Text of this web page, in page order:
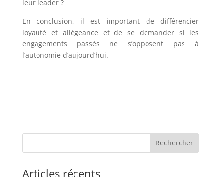
leur leader ?
En conclusion, il est important de différencier
loyauté et allégeance et de se demander si les
engagements passés ne s’opposent pas à
l’autonomie d’aujourd’hui.
Articles récents